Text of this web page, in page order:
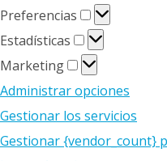
Preferencias
Preferencias
Estadísticas
Estadísticas
Marketing
Marketing
Administrar opciones
Gestionar los servicios
Gestionar {vendor_count}